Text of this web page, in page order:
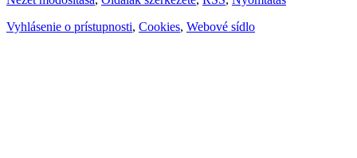
Vyhlásenie o prístupnosti, Cookies, Webové sídlo